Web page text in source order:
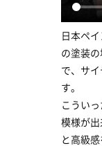
日本ペ
の塗装
で、サ
す。
こうい
模様が
と高級感